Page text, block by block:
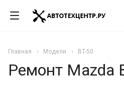
Главная Модели BT-50
Ремонт Mazda